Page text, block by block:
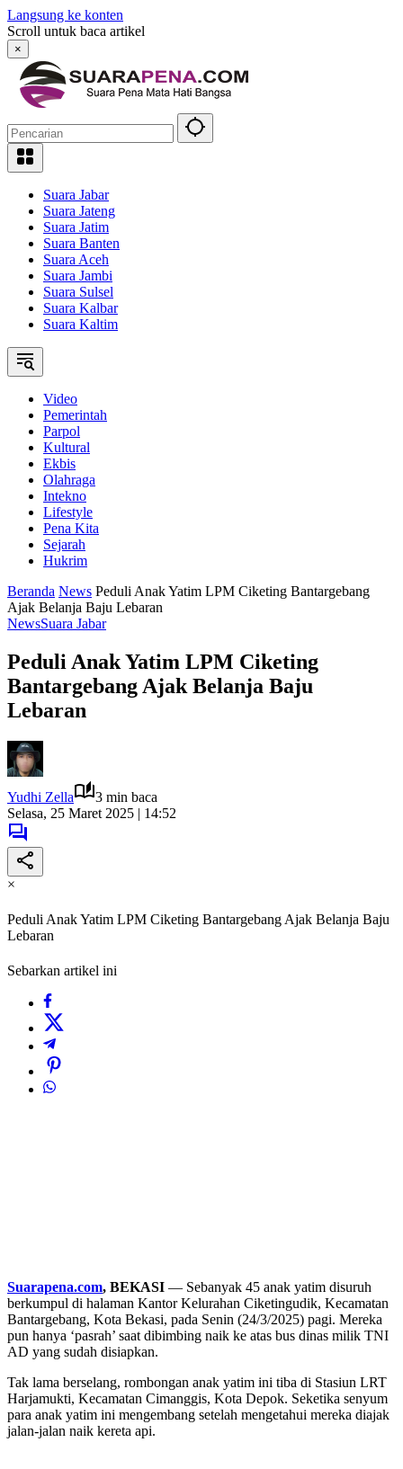
Langsung ke konten
Scroll untuk baca artikel
×
Suara Jabar
Suara Jateng
Suara Jatim
Suara Banten
Suara Aceh
Suara Jambi
Suara Sulsel
Suara Kalbar
Suara Kaltim
Video
Pemerintah
Parpol
Kultural
Ekbis
Olahraga
Intekno
Lifestyle
Pena Kita
Sejarah
Hukrim
Beranda News Peduli Anak Yatim LPM Ciketing Bantargebang
Ajak Belanja Baju Lebaran
NewsSuara Jabar
Peduli Anak Yatim LPM Ciketing
Bantargebang Ajak Belanja Baju
Lebaran
Yudhi Zella
3 min baca
Selasa, 25 Maret 2025 | 14:52
×
Peduli Anak Yatim LPM Ciketing Bantargebang Ajak Belanja Baju
Lebaran
Sebarkan artikel ini
Suarapena.com, BEKASI — Sebanyak 45 anak yatim disuruh
berkumpul di halaman Kantor Kelurahan Ciketingudik, Kecamatan
Bantargebang, Kota Bekasi, pada Senin (24/3/2025) pagi. Mereka
pun hanya ‘pasrah’ saat dibimbing naik ke atas bus dinas milik TNI
AD yang sudah disiapkan.
Tak lama berselang, rombongan anak yatim ini tiba di Stasiun LRT
Harjamukti, Kecamatan Cimanggis, Kota Depok. Seketika senyum
para anak yatim ini mengembang setelah mengetahui mereka diajak
jalan-jalan naik kereta api.